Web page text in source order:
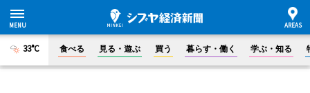
33°C 食べる 見る・遊ぶ 買う 暮らす・働く 学ぶ・知る